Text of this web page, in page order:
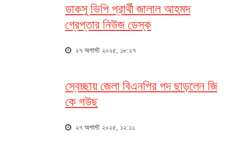
ডাকসু ভিপি প্রার্থী জালাল আহমদ
গ্রেপ্তার নিউজ ডেস্ক
২৭ অগাস্ট ২০২৫, ১৮:২৭
স্বেচ্ছায় জেলা বিএনপির পদ ছাড়লেন জি
কে গউছ
২৭ অগাস্ট ২০২৫, ১২:১১